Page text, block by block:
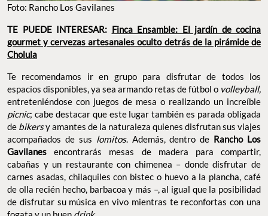
Foto: Rancho Los Gavilanes
TE PUEDE INTERESAR: Finca Ensamble: El jardín de cocina
gourmet y cervezas artesanales oculto detrás de la pirámide de
Cholula
Te recomendamos ir en grupo para disfrutar de todos los
espacios disponibles, ya sea armando retas de fútbol o volleyball,
entreteniéndose con juegos de mesa o realizando un increíble
picnic; cabe destacar que este lugar también es parada obligada
de bikersy amantes de la naturaleza quienes disfrutan sus viajes
acompañados de sus lomitos. Además, dentro de Rancho Los
Gavilanes encontrarás mesas de madera para compartir,
cabañas y un restaurante con chimenea – donde disfrutar de
carnes asadas, chilaquiles con bistec o huevo a la plancha, café
de olla recién hecho, barbacoa y más –, al igual que la posibilidad
de disfrutar su música en vivo mientras te reconfortas con una